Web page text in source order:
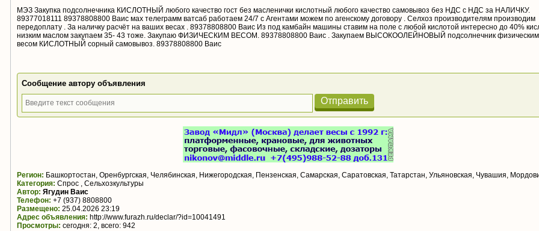
МЭЗ Закупка подсолнечника КИСЛОТНЫЙ любого качество гост без масленички кислотный любого качество самовывоз без НДС с НДС за НАЛИЧКУ.
89377018111 89378808800 Ваис мах телеграмм ватсаб работаем 24/7 с Агентами можем по агенскому договору . Селхоз производителям производим
передоплату . За наличку расчёт на ваших весах . 89378808800 Ваис Из под камбайн машины ставим на поле с любой кислотой интересно до 40%
низким маслом закупаем 35- 43 тоже. Закупаю ФИЗИЧЕСКИМ ВЕСОМ. 89378808800 Ваис . Закупаем ВЫСОКООЛЕЙНОВЫЙ подсолнечник физическим
весом КИСЛОТНЫЙ сорный самовывоз. 89378808800 Ваис
Сообщение автору объявления
Отправить
Регион: Башкортостан, Оренбургская, Челябинская, Нижегородская, Пензенская, Самарская, Саратовская, Татарстан, Ульяновская, Чувашия,
Категория: Спрос , Сельхозкультуры
Автор: Ягудин Ваис
Телефон: +7 (937) 8808800
Размещено: 25.04.2026 23:19
Адрес объявления: http://www.furazh.ru/declar/?id=10041491
Просмотры: сегодня: 2, всего: 942